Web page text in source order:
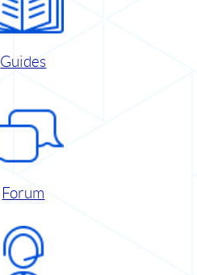
Guides
Forum